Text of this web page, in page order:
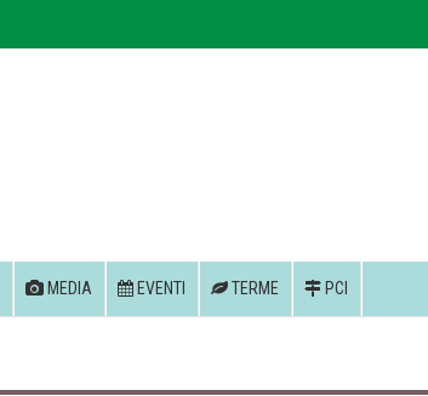
MEDIA EVENTI TERME PCI